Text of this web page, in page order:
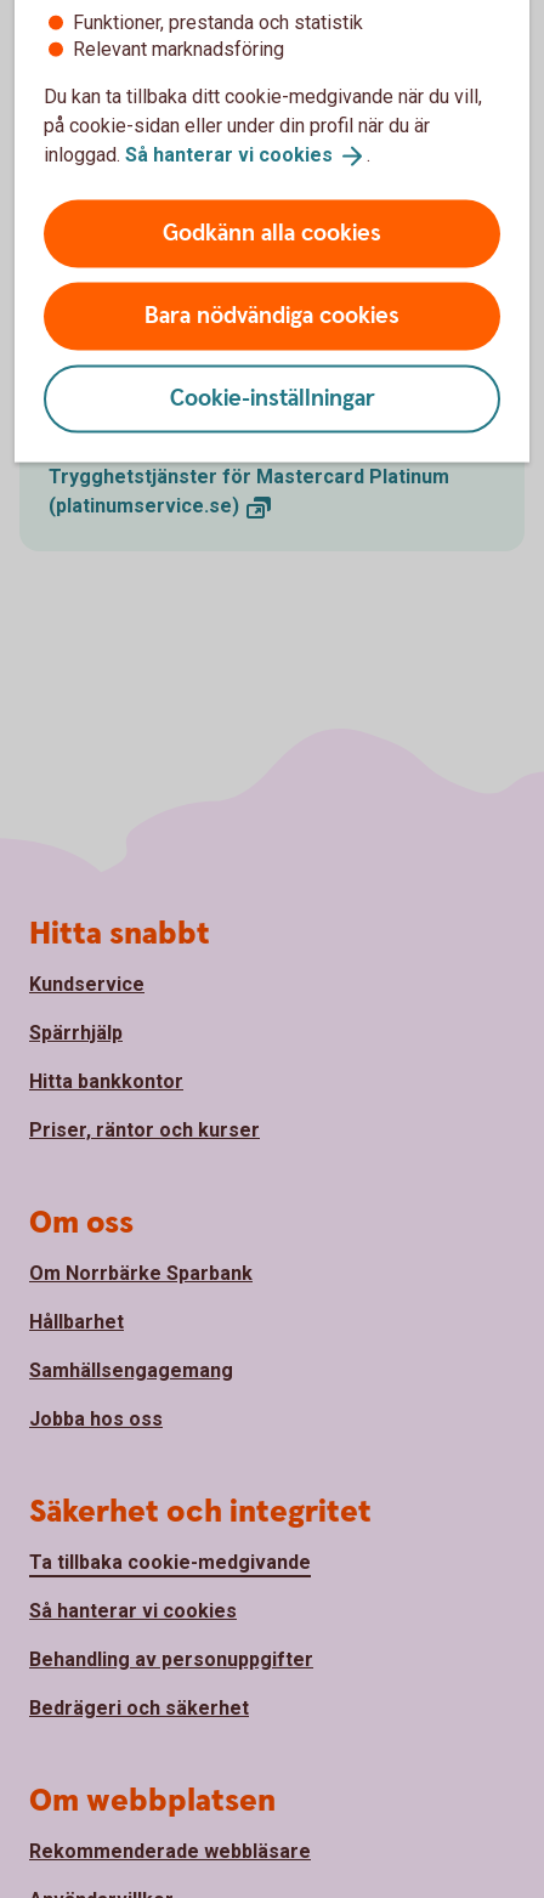
Kontakt Mastercard Platinum
kort, Mastercard Platinum
Frågor om försäkring, spärra kortet? Ett nummer för
alla frågor gällande Mastercard Platinum.
Spärrservice öppet dygnet runt och för övriga frågor
vardagar 9.00-18.00.
Platinumservice
Trygghetstjänster för Mastercard Platinum
(platinumservice.se)
Funktioner, prestanda och statistik
Relevant marknadsföring
Du kan ta tillbaka ditt cookie-medgivande när du vill,
på cookie-sidan eller under din profil när du är
inloggad. Så hanterar vi cookies .
Godkänn alla cookies
Bara nödvändiga cookies
Cookie-inställningar
Sidfot
Hitta snabbt
Kundservice
Spärrhjälp
Hitta bankkontor
Priser, räntor och kurser
Om oss
Om Norrbärke Sparbank
Hållbarhet
Samhällsengagemang
Jobba hos oss
Säkerhet och integritet
Ta tillbaka cookie-medgivande
Så hanterar vi cookies
Behandling av personuppgifter
Bedrägeri och säkerhet
Om webbplatsen
Rekommenderade webbläsare